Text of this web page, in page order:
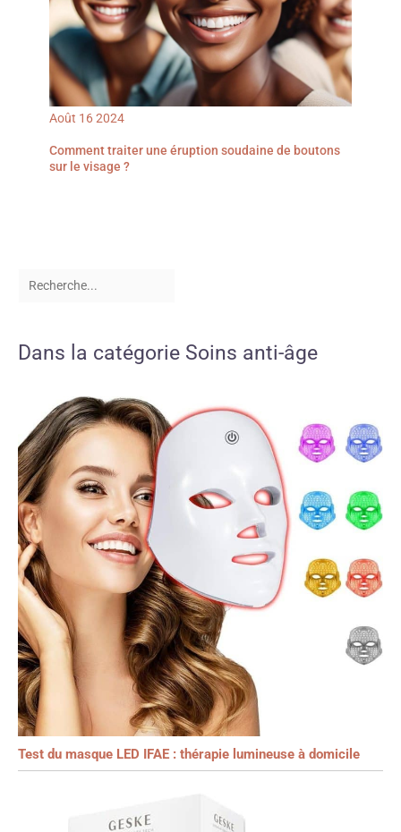
Août 162024
Comment traiter une éruption soudaine de boutons
sur le visage ?
Dans la catégorie Soins anti-âge
Test du masque LED IFAE : thérapie lumineuse à domicile